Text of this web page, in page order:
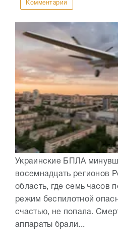
Комментарии
Украинские БПЛА
восемнадцать регионов
область, где семь часов
режим беспилотной
счастью, не попала.
аппараты брали...